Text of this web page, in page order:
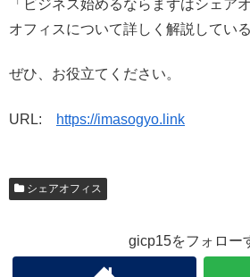
「ビジネス始めるならまずはシェア
オフィスについて詳しく解説してい
ぜひ、お役立てください。
URL: https://imasogyo.link
シェアオフィス
gicp15をフォロー